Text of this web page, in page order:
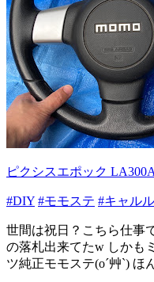
ピクシスエポック LA300A
#DIY #モモステ #キャル
世間は祝日？こちら仕事
の落札出来てたw しかも
ツ純正モモステ(o´艸`) ほ